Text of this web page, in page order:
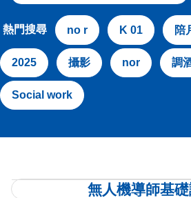
熱門搜尋 no r K 01 陪
2025 攝影 nor 調
Social work
無人機導師基